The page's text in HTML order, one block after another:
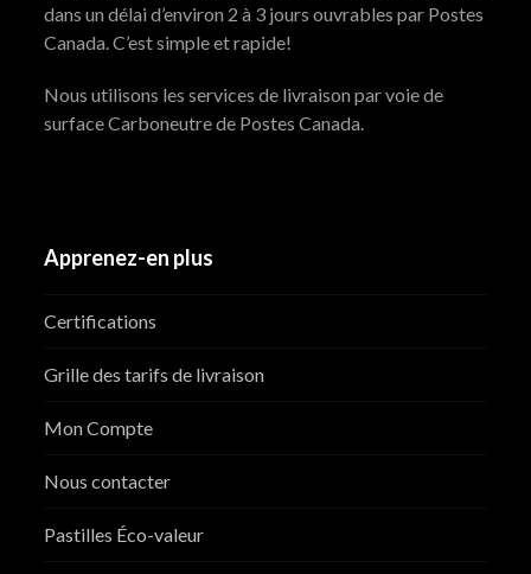
dans un délai d’environ 2 à 3 jours ouvrables par Postes
Canada. C’est simple et rapide!
Nous utilisons les services de livraison par voie de
surface Carboneutre de Postes Canada.
Apprenez-en plus
Certifications
Grille des tarifs de livraison
Mon Compte
Nous contacter
Pastilles Éco-valeur